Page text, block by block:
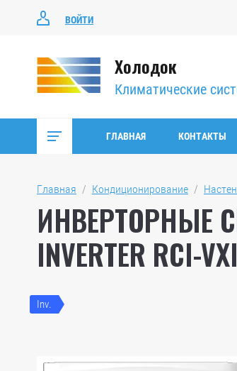
ВОЙТИ
Холодок
Климатические
ГЛАВНАЯ КОНТАКТЫ
Главная
  /
Кондиционирование
  /
ИНВЕРТОРНЫЕ
INVERTER RCI-
Inv.